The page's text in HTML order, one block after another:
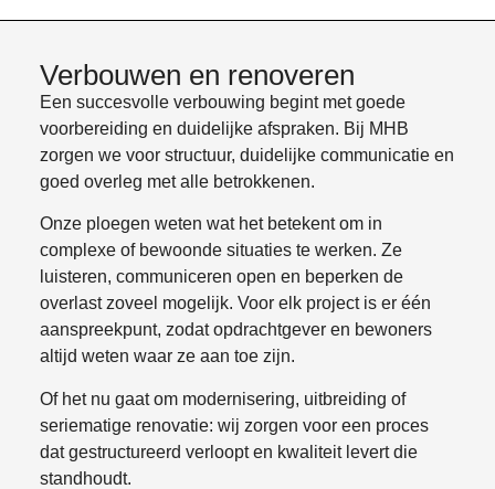
Verbouwen en renoveren
Een succesvolle verbouwing begint met goede
voorbereiding en duidelijke afspraken. Bij MHB
zorgen we voor structuur, duidelijke communicatie en
goed overleg met alle betrokkenen.
Onze ploegen weten wat het betekent om in
complexe of bewoonde situaties te werken. Ze
luisteren, communiceren open en beperken de
overlast zoveel mogelijk. Voor elk project is er één
aanspreekpunt, zodat opdrachtgever en bewoners
altijd weten waar ze aan toe zijn.
Of het nu gaat om modernisering, uitbreiding of
seriematige renovatie: wij zorgen voor een proces
dat gestructureerd verloopt en kwaliteit levert die
standhoudt.